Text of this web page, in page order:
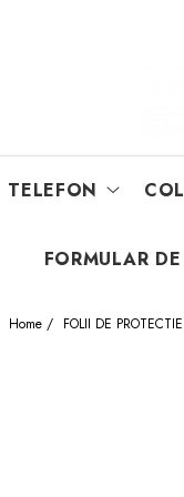
TELEFON
FORMULAR
Home / FOLII DE